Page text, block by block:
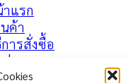
แรก
ค้า
ารสั่งซื้อ
อเรา